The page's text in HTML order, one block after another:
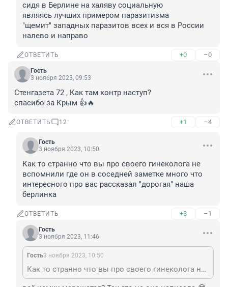
сидя в Берлине на халяву социальную
являясь лучших примером паразитизма
"щемит" западных паразитов всех и вся в России
налево и направо
ОТВЕТИТЬ +0 –0
Гость
3 ноября 2023, 09:53
Стенгазета 72 , Как там контр наступ?
спасибо за Крым 👍🔥
ОТВЕТИТЬ 12 +1 –4
Гость
3 ноября 2023, 10:50
Как то странно что вы про своего гинеколога не
вспомнили где он в соседней заметке много что
интересного про вас рассказал "дорогая" наша
берлинка
ОТВЕТИТЬ +3 –1
Гость
3 ноября 2023, 11:46
Гость3 ноября 2023, 10:50
Как то странно что вы про своего гинеколога не вспомнили где он в соседней заметке много что интересного про вас рассказал "дорогая" наша берлинка